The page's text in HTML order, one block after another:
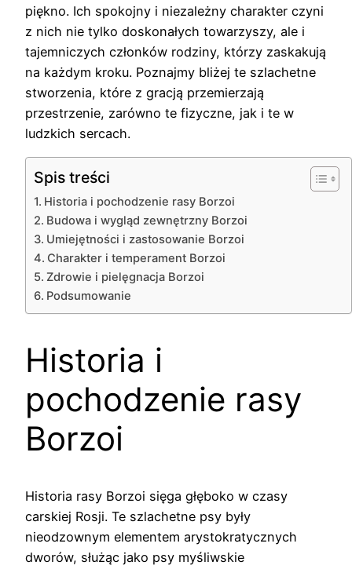
piękno. Ich spokojny i niezależny charakter czyni
z nich nie tylko doskonałych towarzyszy, ale i
tajemniczych członków rodziny, którzy zaskakują
na każdym kroku. Poznajmy bliżej te szlachetne
stworzenia, które z gracją przemierzają
przestrzenie, zarówno te fizyczne, jak i te w
ludzkich sercach.
Spis treści
Historia i pochodzenie rasy Borzoi
Budowa i wygląd zewnętrzny Borzoi
Umiejętności i zastosowanie Borzoi
Charakter i temperament Borzoi
Zdrowie i pielęgnacja Borzoi
Podsumowanie
Historia i
pochodzenie rasy
Borzoi
Historia rasy Borzoi sięga głęboko w czasy
carskiej Rosji. Te szlachetne psy były
nieodzownym elementem arystokratycznych
dworów, służąc jako psy myśliwskie